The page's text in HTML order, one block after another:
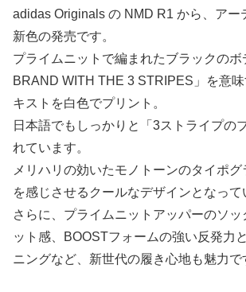
adidas Originals の NMD R1 から、アー
新色の発売です。
プライムニットで編まれたブラックの
BRAND WITH THE 3 STRIPES」を意
キストを白色でプリント。
日本語でもしっかりと「3ストライプの
れています。
メリハリの効いたモノトーンのタイポグ
を感じさせるクールなデザインとなって
さらに、プライムニットアッパーのソッ
ット感、BOOSTフォームの強い反発力
ニングなど、新世代の履き心地も魅力で